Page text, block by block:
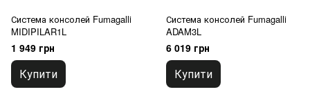
Система консолей Fumagalli
MIDIPILAR1L
1 949 грн
Купити
Система консолей Fumagalli
ADAM3L
6 019 грн
Купити